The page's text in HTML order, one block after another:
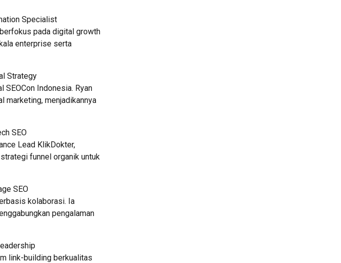
Specialist
pada digital growth
enterprise serta
Strategy
Indonesia. Ryan
marketing, menjadikannya
SEO
Lead KlikDokter,
funnel organik untuk
SEO
kolaborasi. Ia
pengalaman
link-building berkualitas